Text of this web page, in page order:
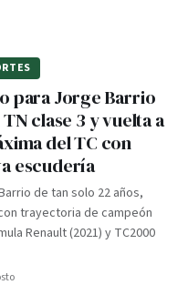
para Jorge Barrio
clase 3 y vuelta a
del TC con
escudería
de tan solo 22 años,
trayectoria de campeón
Renault (2021) y TC2000